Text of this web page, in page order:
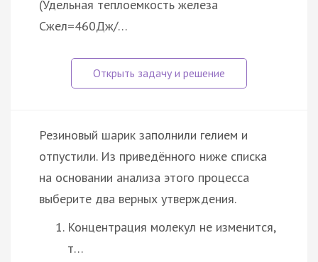
(Удельная теплоемкость железа
Сжел=460Дж/…
Резиновый шарик заполнили гелием и
отпустили. Из приведённого ниже списка
на основании анализа этого процесса
выберите два верных утверждения.
Концентрация молекул не изменится,
т…